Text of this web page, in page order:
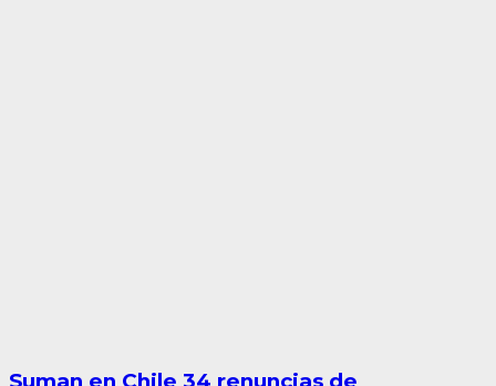
Suman en Chile 34 renuncias de